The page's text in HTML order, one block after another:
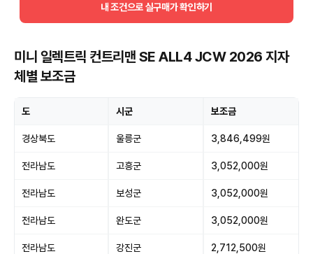
내 조건으로 실구매가 확인하기
미니 일렉트릭 컨트리맨 SE ALL4 JCW 2026 지자
체별 보조금
도 시군 보조금
경상북도 울릉군 3,846,499원
전라남도 고흥군 3,052,000원
전라남도 보성군 3,052,000원
전라남도 완도군 3,052,000원
전라남도 강진군 2,712,500원